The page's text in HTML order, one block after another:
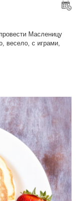
Масленицу
весело, с играми,